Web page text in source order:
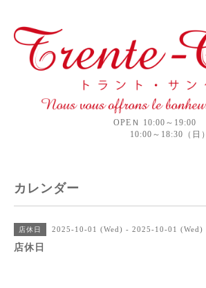
OPEＮ 10:00～19:00
10:00～18:30（日）
カレンダー
店休日 2025-10-01 (Wed) - 2025-10-01 (Wed)
店休日